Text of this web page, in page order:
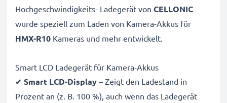
Hochgeschwindigkeits- Ladegerät von CELLONIC
wurde speziell zum Laden von Kamera-Akkus für
HMX-R10 Kameras und mehr entwickelt.
Smart LCD Ladegerät für Kamera-Akkus
✔ Smart LCD-Display – Zeigt den Ladestand in
Prozent an (z. B. 100 %), auch wenn das Ladegerät